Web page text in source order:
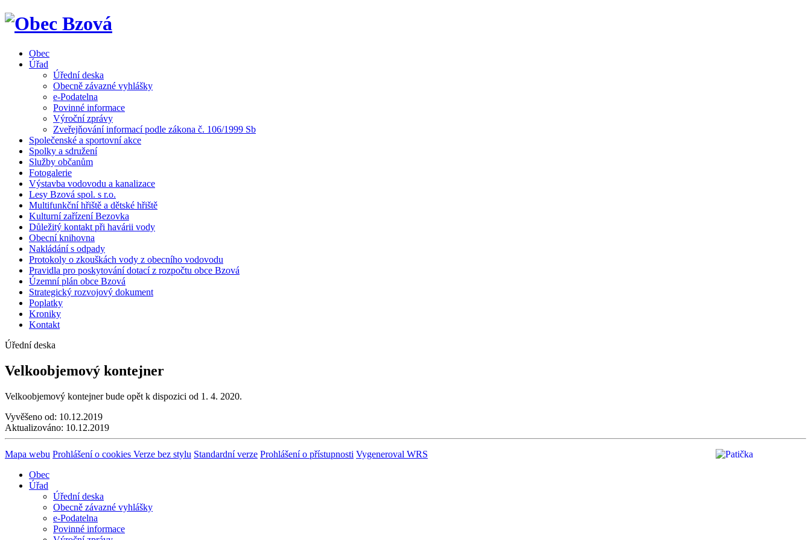
Obec
Úřad
Úřední deska
Obecně závazné vyhlášky
e-Podatelna
Povinné informace
Výroční zprávy
Zveřejňování informací podle zákona č. 106/1999 Sb
Společenské a sportovní akce
Spolky a sdružení
Služby občanům
Fotogalerie
Výstavba vodovodu a kanalizace
Lesy Bzová spol. s r.o.
Multifunkční hřiště a dětské hřiště
Kulturní zařízení Bezovka
Důležitý kontakt při havárii vody
Obecní knihovna
Nakládání s odpady
Protokoly o zkouškách vody z obecního vodovodu
Pravidla pro poskytování dotací z rozpočtu obce Bzová
Územní plán obce Bzová
Strategický rozvojový dokument
Poplatky
Kroniky
Kontakt
Úřední deska
Velkoobjemový kontejner
Velkoobjemový kontejner bude opět k dispozici od 1. 4. 2020.
Vyvěšeno od: 10.12.2019
Aktualizováno: 10.12.2019
Mapa webu Prohlášení o cookies Verze bez stylu Standardní verze Prohlášení o přístupnosti Vygeneroval WRS
Obec
Úřad
Úřední deska
Obecně závazné vyhlášky
e-Podatelna
Povinné informace